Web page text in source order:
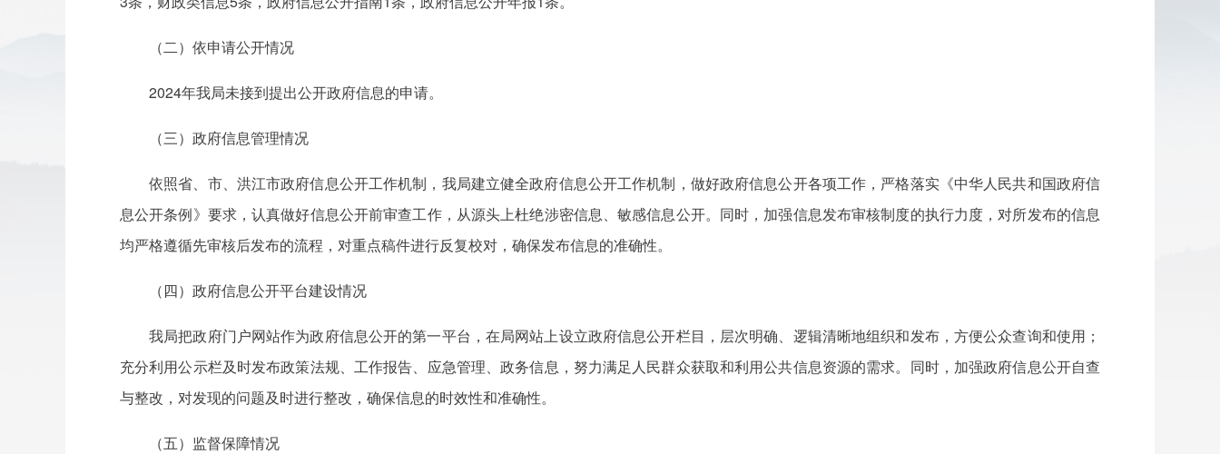
（二）依申请公开情况
2024年我局未接到提出公开政府信息的申请。
（三）政府信息管理情况
依照省、市、洪江市政府信息公开工作机制，我局建立健全政府信息公开工作机制，做好政府信息公开各项工作，严格落实《中华人民共和国政府信
息公开条例》要求，认真做好信息公开前审查工作，从源头上杜绝涉密信息、敏感信息公开。同时，加强信息发布审核制度的执行力度，对所发布的信息
均严格遵循先审核后发布的流程，对重点稿件进行反复校对，确保发布信息的准确性。
（四）政府信息公开平台建设情况
我局把政府门户网站作为政府信息公开的第一平台，在局网站上设立政府信息公开栏目，层次明确、逻辑清晰地组织和发布，方便公众查询和使用；
充分利用公示栏及时发布政策法规、工作报告、应急管理、政务信息，努力满足人民群众获取和利用公共信息资源的需求。同时，加强政府信息公开自查
与整改，对发现的问题及时进行整改，确保信息的时效性和准确性。
（五）监督保障情况